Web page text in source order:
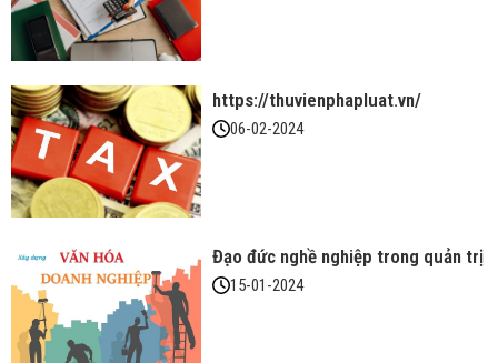
https://thuvienphapluat.vn/
06-02-2024
Đạo đức nghề nghiệp trong quản trị
15-01-2024